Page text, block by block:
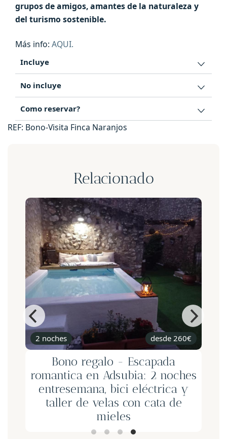
grupos de amigos, amantes de la naturaleza y
del turismo sostenible.
Más info: AQUI.
Incluye
No incluye
Como reservar?
REF: Bono-Visita Finca Naranjos
Relacionado
2h
2 noches desde 260€
Bono regalo - Escapada
en Adsubia: 2 noches
entresemana, bici eléctrica y
taller de velas con cata de